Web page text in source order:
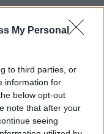
My Personal
to third parties, or
information for
below opt-out
note that after your
seeing